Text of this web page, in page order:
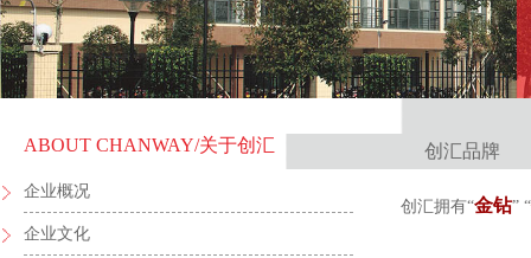
ABOUT CHANWAY/关于创汇
企业概况
企业文化
创汇品牌
创汇拥有“金钻” “